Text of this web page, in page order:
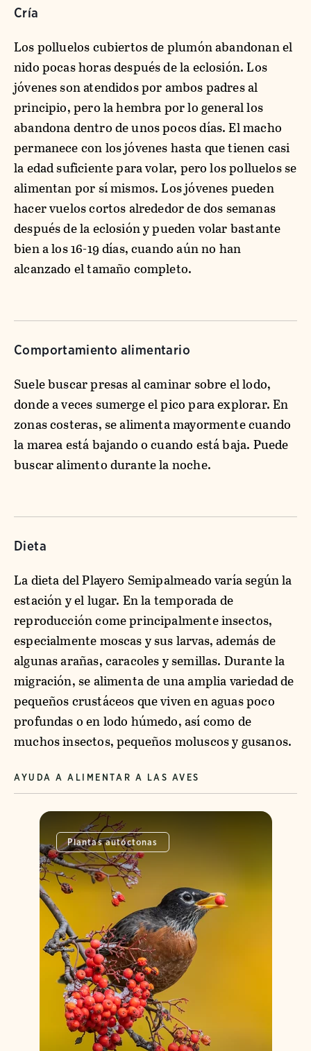
Cría
Los polluelos cubiertos de plumón abandonan el
nido pocas horas después de la eclosión. Los
jóvenes son atendidos por ambos padres al
principio, pero la hembra por lo general los
abandona dentro de unos pocos días. El macho
permanece con los jóvenes hasta que tienen casi
la edad suficiente para volar, pero los polluelos se
alimentan por sí mismos. Los jóvenes pueden
hacer vuelos cortos alrededor de dos semanas
después de la eclosión y pueden volar bastante
bien a los 16-19 días, cuando aún no han
alcanzado el tamaño completo.
Comportamiento alimentario
Suele buscar presas al caminar sobre el lodo,
donde a veces sumerge el pico para explorar. En
zonas costeras, se alimenta mayormente cuando
la marea está bajando o cuando está baja. Puede
buscar alimento durante la noche.
Dieta
La dieta del Playero Semipalmeado varía según la
estación y el lugar. En la temporada de
reproducción come principalmente insectos,
especialmente moscas y sus larvas, además de
algunas arañas, caracoles y semillas. Durante la
migración, se alimenta de una amplia variedad de
pequeños crustáceos que viven en aguas poco
profundas o en lodo húmedo, así como de
muchos insectos, pequeños moluscos y gusanos.
AYUDA A ALIMENTAR A LAS AVES
Plantas autóctonas